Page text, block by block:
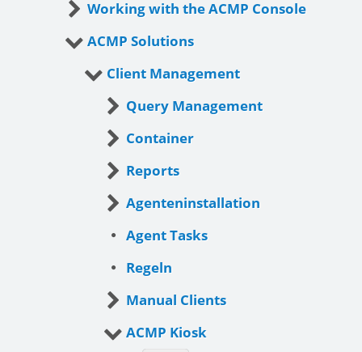
Working with the ACMP Console
ACMP Solutions
Client Management
Query Management
Container
Reports
Agenteninstallation
Agent Tasks
Regeln
Manual Clients
ACMP Kiosk